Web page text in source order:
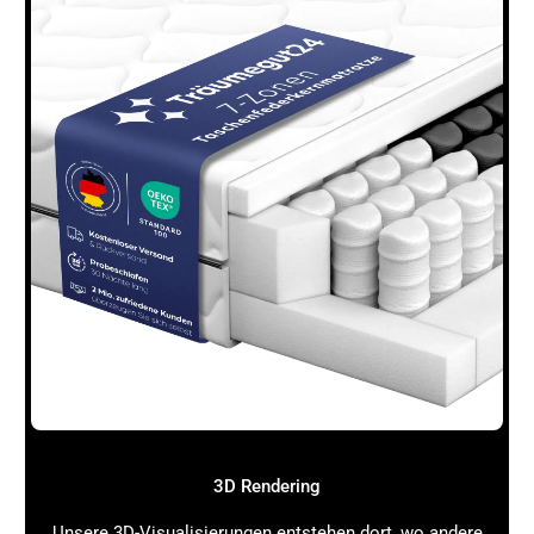
Produktkacheln, um Zubehör und Hauptprodukte zu
kombinieren, ergänzt durch technische Daten in
Textblöcken und How-To-Videos.
Haushaltswaren : Erzählt die Markenstory auf der
Startseite, zeigt Bestseller in Produktgrids und
nutzt Banner für saisonale Aktionen.
Diese Beispiele zeigen, wie unterschiedlich einAmazon
Brand Store gestaltet sein kann – immer passend zur
Zielgruppe und zum Sortiment.
Amazon Brand Store Vorlagen: Layouts für
deinen Shop: Optimierung und Performance-
ist nie „fertig“. Um dauerhaft
erfolgreich zu sein, solltest du deinen Store regelmäßig
analysieren und optimieren:
Store Insights nutzen: Amazon stellt dir
3D Rendering